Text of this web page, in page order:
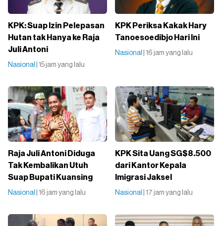
KPK: Suap Izin Pelepasan
Hutan tak Hanya ke Raja
Juli Antoni
Nasional | 15 jam yang lalu
KPK Periksa Kakak Hary
Tanoesoedibjo Hari Ini
Nasional | 16 jam yang lalu
Raja Juli Antoni Diduga
Tak Kembalikan Utuh
Suap Bupati Kuansing
Nasional | 16 jam yang lalu
KPK Sita Uang SG$8.500
dari Kantor Kepala
Imigrasi Jaksel
Nasional | 17 jam yang lalu